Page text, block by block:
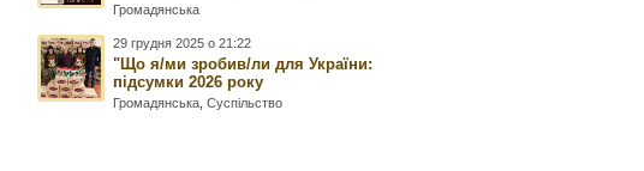
Громадянська
29 грудня 2025 о 21:22
"Що я/ми зробив/ли для України:
підсумки 2026 року
Громадянська ,Суспільство